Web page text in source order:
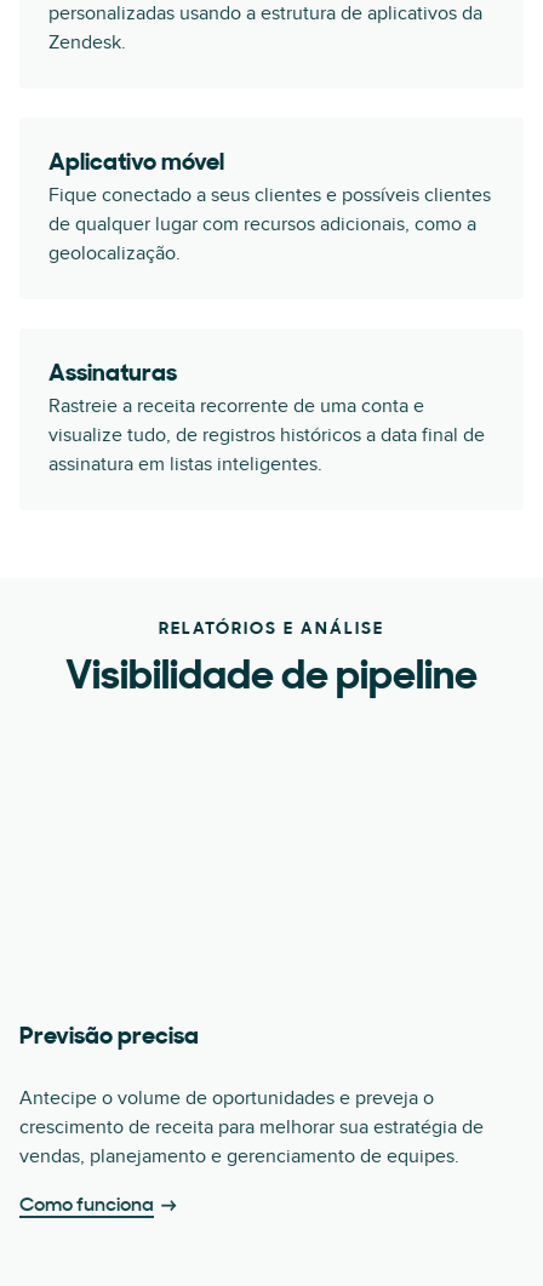
personalizadas usando a estrutura de aplicativos da
Zendesk.
Aplicativo móvel
Fique conectado a seus clientes e possíveis clientes
de qualquer lugar com recursos adicionais, como a
geolocalização.
Assinaturas
Rastreie a receita recorrente de uma conta e
visualize tudo, de registros históricos a data final de
assinatura em listas inteligentes.
RELATÓRIOS E ANÁLISE
Visibilidade de pipeline
Previsão precisa
Antecipe o volume de oportunidades e preveja o
crescimento de receita para melhorar sua estratégia de
vendas, planejamento e gerenciamento de equipes.
Como funciona